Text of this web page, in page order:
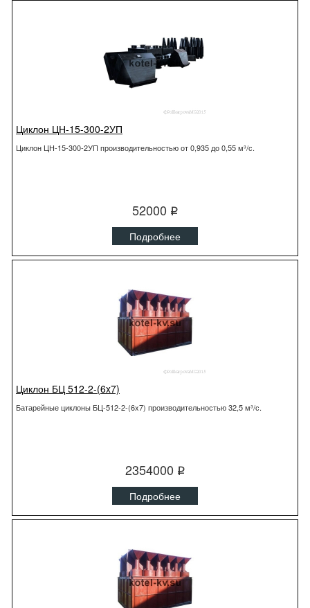
Циклон ЦН-15-300-2УП
Циклон ЦН-15-300-2УП производительностью от 0,935 до 0,55 м³/с.
52000 q
Подробнее
Циклон БЦ 512-2-(6x7)
Батарейные циклоны БЦ-512-2-(6x7) производительностью 32,5 м³/с.
2354000 q
Подробнее